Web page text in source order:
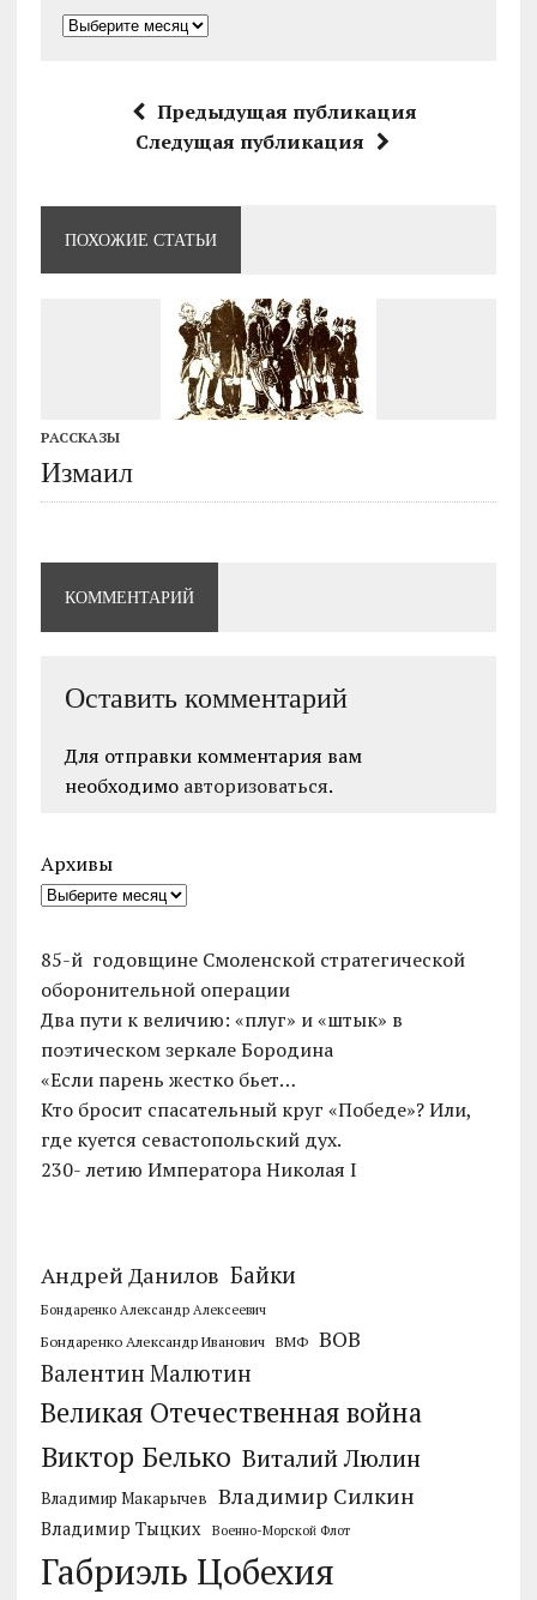
Архивы
Предыдущая публикация
Следущая публикация
ПОХОЖИЕ СТАТЬИ
РАССКАЗЫ
Измаил
КОММЕНТАРИЙ
Оставить комментарий
Для отправки комментария вам
необходимо авторизоваться.
Архивы
85-й годовщине Смоленской стратегической
оборонительной операции
Два пути к величию: «плуг» и «штык» в
поэтическом зеркале Бородина
«Если парень жестко бьет…
Кто бросит спасательный круг «Победе»? Или,
где куется севастопольский дух.
230- летию Императора Николая I
Андрей Данилов Байки
Бондаренко Александр Алексеевич
Бондаренко Александр Иванович ВМФ ВОВ
Валентин Малютин
Великая Отечественная война
Виктор Белько Виталий Люлин
Владимир Макарычев Владимир Силкин
Владимир Тыцких Военно-Морской Флот
Габриэль Цобехия